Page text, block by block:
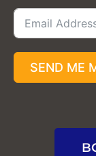
SEND ME